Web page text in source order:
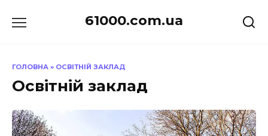
до
61000.com.ua
ГОЛОВНА » ОСВІТНІЙ ЗАКЛАД
Освітній заклад